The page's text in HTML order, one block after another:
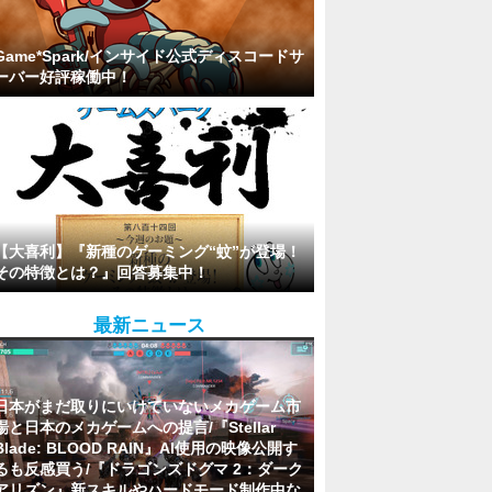
インサイド公式ディスコードサ
バー好評稼働中！
大喜利】『新種のゲーミング“蚊”が登場！
の特徴とは？』回答募集中！
最新ニュース
本がまだ取りにいけていないメカゲーム市
と日本のメカゲームへの提言/『Stellar
BLOOD RAIN』AI使用の映像公開す
も反感買う/『ドラゴンズドグマ 2：ダーク